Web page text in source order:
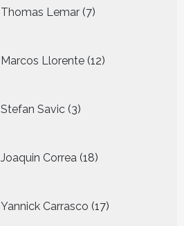
Thomas Lemar 7
producten
Marcos Llorente 12
producten
Stefan Savic 3
producten
Joaquin Correa 18
producten
Yannick Carrasco 17
producten